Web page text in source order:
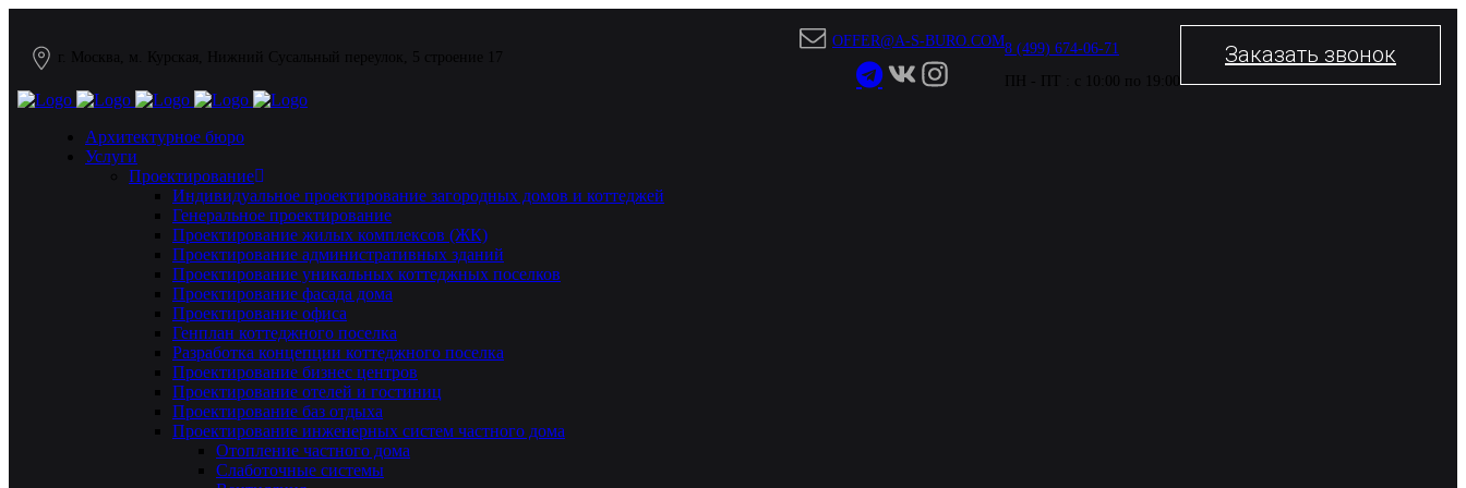
г. Москва, м. Курская, Нижний Сусальный переулок, 5 строение 17
OFFER@A-S-BURO.COM8 (499) 674-06-71
ПН - ПТ : с 10:00 по 19:00
Заказать звонок
Архитектурное бюро
Услуги
Проектирование
Индивидуальное проектирование загородных домов и коттеджей
Генеральное проектирование
Проектирование жилых комплексов (ЖК)
Проектирование административных зданий
Проектирование уникальных коттеджных поселков
Проектирование фасада дома
Проектирование офиса
Генплан коттеджного поселка
Разработка концепции коттеджного поселка
Проектирование бизнес центров
Проектирование отелей и гостиниц
Проектирование баз отдыха
Проектирование инженерных систем частного дома
Отопление частного дома
Слаботочные системы